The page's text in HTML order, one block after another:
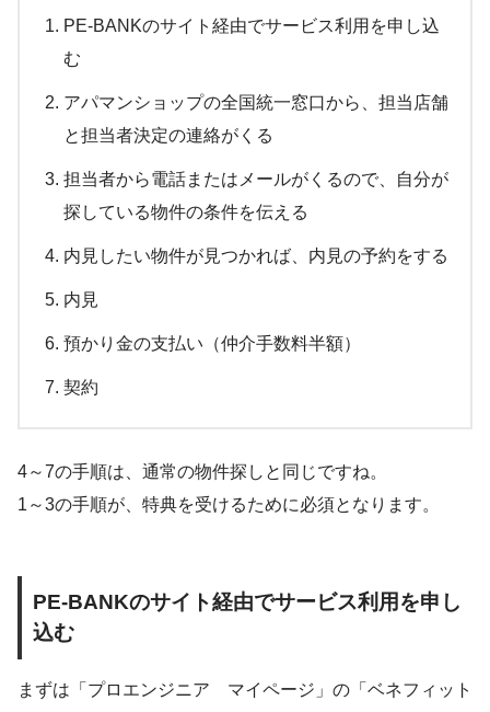
PE-BANKのサイト経由でサービス利用を申し込
む
アパマンショップの全国統一窓口から、担当店舗
と担当者決定の連絡がくる
担当者から電話またはメールがくるので、自分が
探している物件の条件を伝える
内見したい物件が見つかれば、内見の予約をする
内見
預かり金の支払い（仲介手数料半額）
契約
4～7の手順は、通常の物件探しと同じですね。
1～3の手順が、特典を受けるために必須となります。
PE-BANKのサイト経由でサービス利用を申し
込む
まずは「プロエンジニア マイページ」の「ベネフィット